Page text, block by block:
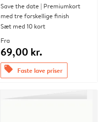
Save the date | Premiumkort
med tre forskellige finish
Sæt med 10 kort
Fra
69,00 kr.
offers Faste lave priser